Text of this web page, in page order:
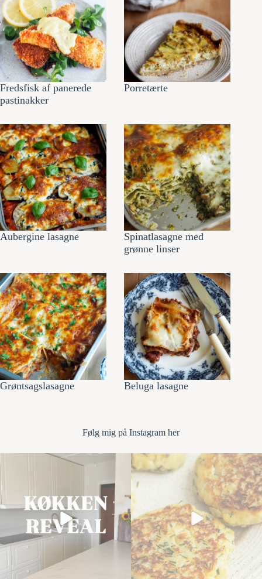
Fredsfisk af panerede
pastinakker
Porretærte
Aubergine lasagne
Spinatlasagne med
grønne linser
Grøntsagslasagne Beluga lasagne
Følg mig på Instagram her